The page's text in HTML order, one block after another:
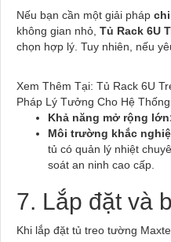
Nếu bạn cần một giải pháp
không gian nhỏ, Tủ Rack 6U
chọn hợp lý. Tuy nhiên, nếu
Xem Thêm Tại: Tủ Rack 6U
Pháp Lý Tưởng Cho Hệ
Khả năng mở rộng
Môi trường khắc
tủ có quản lý nhiệt
soát an ninh cao cấp.
7. Lắp đặt và
Khi lắp đặt tủ treo tường